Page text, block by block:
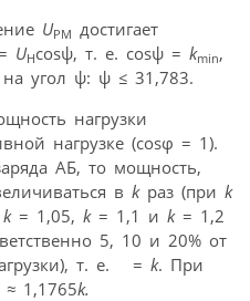
UPM достигает
= UНcosψ, т. е. cosψ = kmin,
на угол ψ: ψ ≤ 31,783.
нагрузки
нагрузке (cosφ = 1).
АБ, то мощность,
в kраз (при k
k= 1,05, k= 1,1 и k= 1,2
5, 10 и 20% от
т. е.
= k. При
≈ 1,1765k.